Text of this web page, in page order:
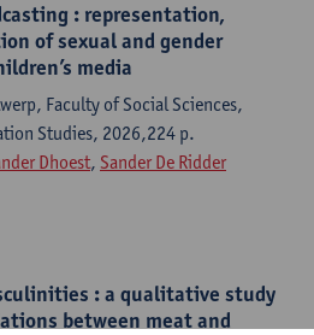
: representation,
of sexual and gender
media
Faculty of Social Sciences,
Studies, 2026,224 p.
Dhoest, Sander De Ridder
: a qualitative study
between meat and